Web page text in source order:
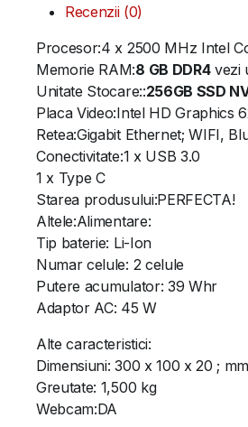
Recenzii (0)
Procesor:4 x 2500 MHz Intel
Memorie RAM:8 GB DDR4vezi
Unitate Stocare::256GB SSD
Placa Video:Intel HD Graphics
Retea:Gigabit Ethernet; WIFI,
Conectivitate:1 x USB 3.0
1 x Type C
Starea produsului:PERFECTA!
Altele:Alimentare:
Tip baterie: Li-Ion
Numar celule: 2 celule
Putere acumulator: 39 Whr
Adaptor AC: 45 W
Alte caracteristici:
Dimensiuni: 300 x 100 x 20 ; mm
Greutate: 1,500 kg
Webcam:DA